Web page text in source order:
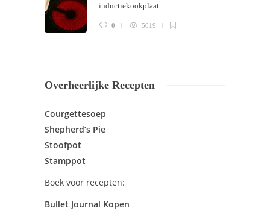
inductiekookplaat
0 5019
Overheerlijke Recepten
Courgettesoep
Shepherd’s Pie
Stoofpot
Stamppot
Boek voor recepten:
Bullet Journal Kopen